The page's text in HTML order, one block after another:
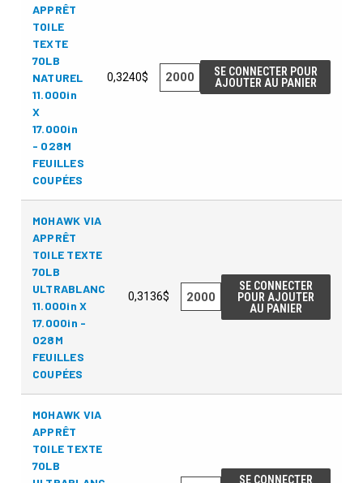
APPRÊT
TOILE
TEXTE
70LB
NATUREL
11.000in
X
17.000in
- 028M
FEUILLES
COUPÉES
0,3240$
SE CONNECTER POUR
AJOUTER AU PANIER
MOHAWK VIA
APPRÊT
TOILE TEXTE
70LB
ULTRABLANC
11.000in X
17.000in -
028M
FEUILLES
COUPÉES
0,3136$
SE CONNECTER
POUR AJOUTER
AU PANIER
MOHAWK VIA
APPRÊT
TOILE TEXTE
70LB
SE CONNECTER